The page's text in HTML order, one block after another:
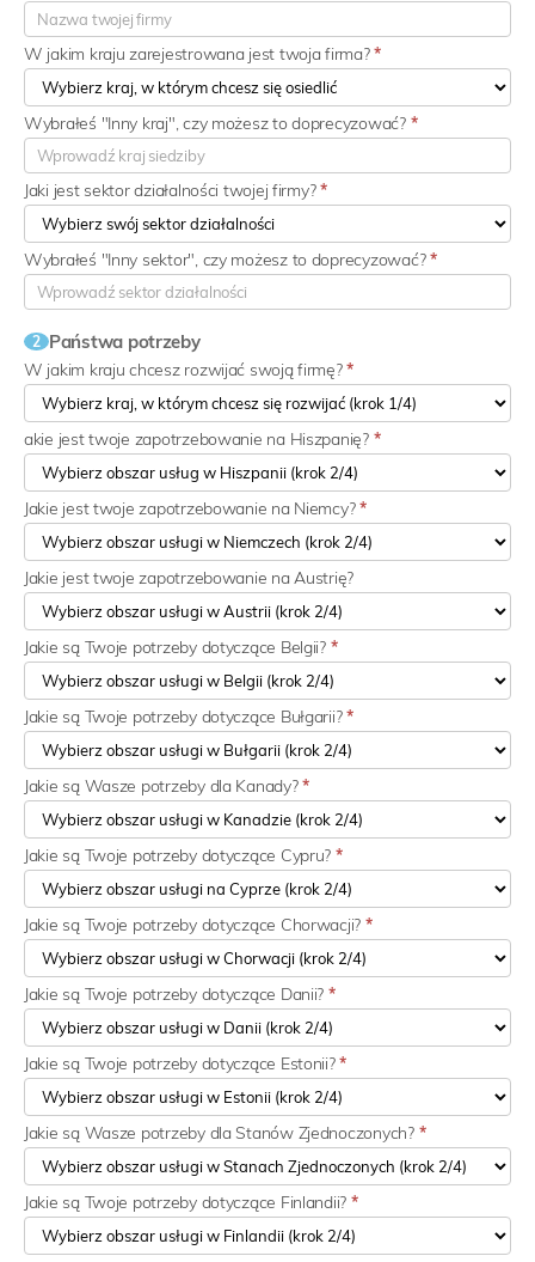
W jakim kraju zarejestrowana jest twoja firma?*
Jaki jest sektor działalności twojej firmy?*
Wybrałeś "Inny kraj", czy możesz to doprecyzować? *
Wybrałeś "Inny sektor", czy możesz to doprecyzować?*
2 Państwa potrzeby
W jakim kraju chcesz rozwijać swoją firmę?*
akie jest twoje zapotrzebowanie na Hiszpanię? *
Jakie jest twoje zapotrzebowanie na Niemcy?*
Jakie jest twoje zapotrzebowanie na Austrię?
Jakie są Twoje potrzeby dotyczące Belgii? *
Jakie są Twoje potrzeby dotyczące Bułgarii?*
Jakie są Wasze potrzeby dla Kanady?*
Jakie są Twoje potrzeby dotyczące Cypru? *
Jakie są Twoje potrzeby dotyczące Chorwacji? *
Jakie są Twoje potrzeby dotyczące Danii? *
Jakie są Twoje potrzeby dotyczące Estonii?*
Jakie są Wasze potrzeby dla Stanów Zjednoczonych? *
Jakie są Twoje potrzeby dotyczące Finlandii? *